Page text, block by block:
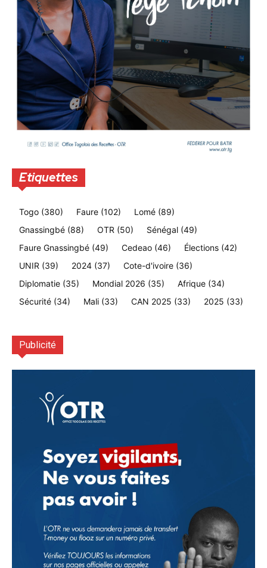
Etiquettes
Togo (380) Faure (102) Lomé (89)
Gnassingbé (88) OTR (50) Sénégal (49)
Faure Gnassingbé (49) Cedeao (46) Élections (42)
UNIR (39) 2024 (37) Cote-d'ivoire (36)
Diplomatie (35) Mondial 2026 (35) Afrique (34)
Sécurité (34) Mali (33) CAN 2025 (33) 2025 (33)
Publicité